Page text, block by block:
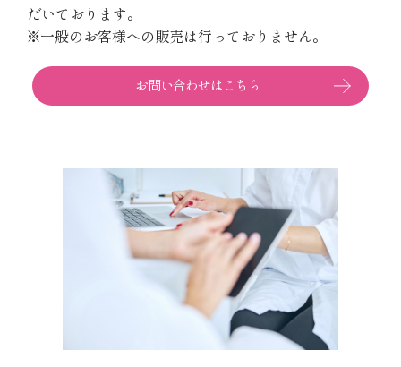
だいております。
※一般のお客様への販売は行っておりません。
お問い合わせはこちら